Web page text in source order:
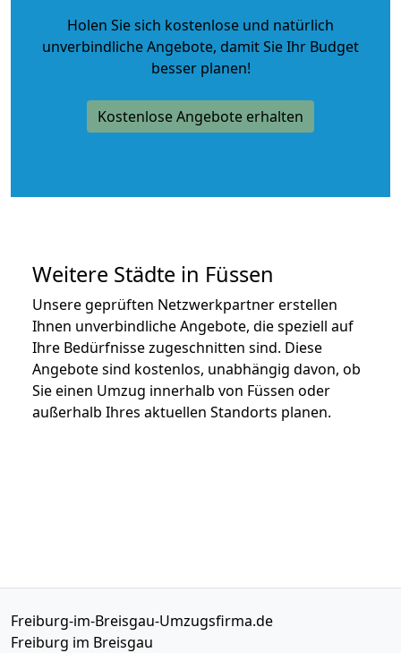
Holen Sie sich kostenlose und natürlich
unverbindliche Angebote, damit Sie Ihr Budget
besser planen!
Kostenlose Angebote erhalten
Weitere Städte in Füssen
Unsere geprüften Netzwerkpartner erstellen
Ihnen unverbindliche Angebote, die speziell auf
Ihre Bedürfnisse zugeschnitten sind. Diese
Angebote sind kostenlos, unabhängig davon, ob
Sie einen Umzug innerhalb von Füssen oder
außerhalb Ihres aktuellen Standorts planen.
Freiburg-im-Breisgau-Umzugsfirma.de
Freiburg im Breisgau